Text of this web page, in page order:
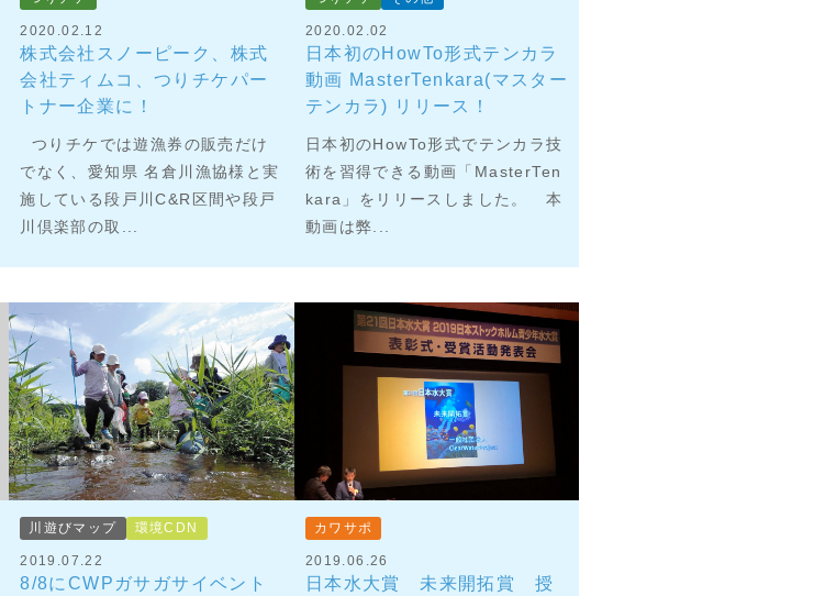
2020.02.12
株式会社スノーピーク、株式
会社ティムコ、つりチケパー
トナー企業に！
つりチケでは遊漁券の販売だけ
でなく、愛知県 名倉川漁協様と実
施している段戸川C&R区間や段戸
川倶楽部の取...
2020.02.02
日本初のHowTo形式テンカラ
動画 MasterTenkara(マスター
テンカラ) リリース！
日本初のHowTo形式でテンカラ技
術を習得できる動画「MasterTen
kara」をリリースしました。 本
動画は弊...
川遊びマップ 環境CDN
2019.07.22
8/8にCWPガサガサイベント
カワサポ
2019.06.26
日本水大賞 未来開拓賞 授